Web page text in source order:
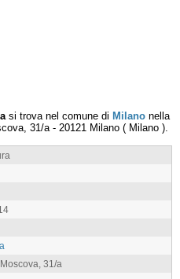
si trova nel comune di Milano nella
31/a- 20121 Milano ( Milano ).
31/a